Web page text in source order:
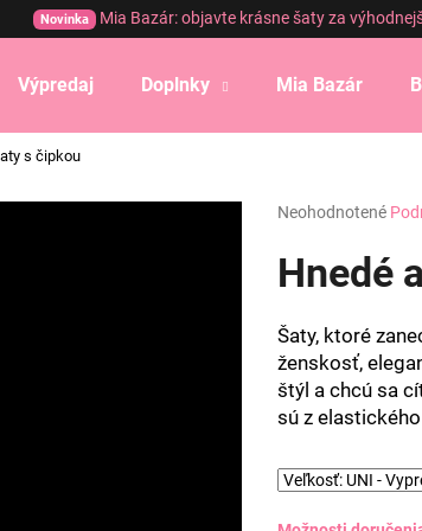
Novinka Mia Bazár: objavte krásne šaty za
Výpredaj Doplnky Mia Bazár
s čipkou
Priemerné
produktu
je
z
5
hviezdičiek.
Neohodnotené
Hnedé
Šaty, ktoré
ženskosť,
štýl a chcú sa
sú z
Čo potrebujete nájsť?
HĽADAŤ